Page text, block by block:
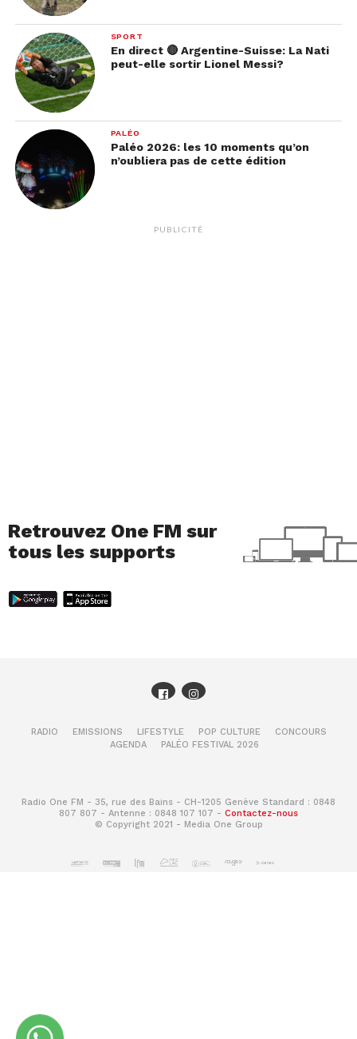
SPORT
En direct 🔴 Argentine-Suisse: La Nati
peut-elle sortir Lionel Messi?
PALÉO
Paléo 2026: les 10 moments qu’on
n’oubliera pas de cette édition
PUBLICITÉ
Retrouvez One FM sur
tous les supports
RADIO EMISSIONS LIFESTYLE POP CULTURE
CONCOURS
AGENDA
PALÉO FESTIVAL 2026
Radio One FM - 35, rue des Bains - CH-1205 Genève Standard : 0848
807 807 - Antenne : 0848 107 107 - Contactez-nous
© Copyright 2021 - Media One Group